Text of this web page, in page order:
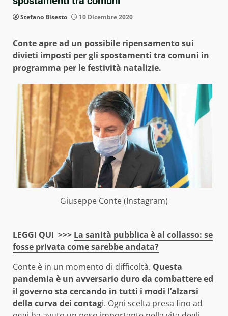
Stefano Bisesto 10 Dicembre 2020
Conte apre ad un possibile ripensamento sui
divieti imposti per gli spostamenti tra comuni in
programma per le festività natalizie.
Giuseppe Conte (Instagram)
LEGGI QUI >>> La sanità pubblica è al collasso: se
fosse privata come sarebbe andata?
Conte è in un momento di difficoltà. Questa
pandemia è un avversario duro da combattere ed
il governo sta cercando in tutti i modi l’alzarsi
della curva dei contagi. Ogni scelta presa fino ad